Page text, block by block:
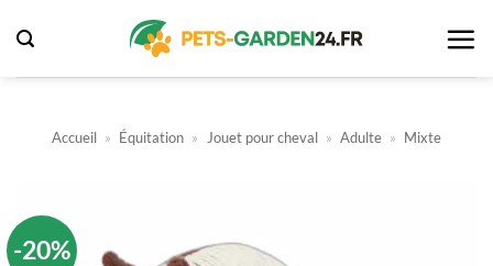
au
contenu
Accueil » Équitation » Jouet pour cheval » Adulte » Mixte
-20%